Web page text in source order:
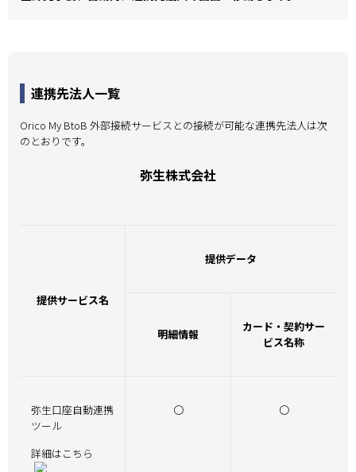
連携先法人一覧
Orico My BtoB 外部接続サービスとの接続が可能な連携先法人は次
のとおりです。
弥生株式会社
提供サービス名
提供データ
明細情報
カード・契約サー
ビス名称
弥生口座自動連携
ツール
詳細はこちら
〇 〇